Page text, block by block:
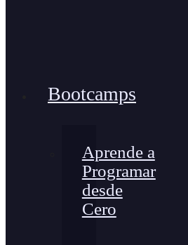
Bootcamps
Aprende a
Programar
desde
Cero